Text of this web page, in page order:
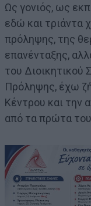
Ως γονιός, ως
εδώ και τριάντα
πρόληψης, της
επανένταξης,
του Διοικητικού
Πρόληψης, έχω
Κέντρου και την
από τα πρώτα